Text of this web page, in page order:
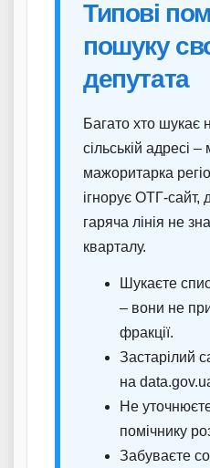
Типові
пошуку
депутата
Багато хто шукає
сільській адресі
мажоритарка
ігнорує ОТГ-сайт,
гаряча лінія не
кварталу.
Шукаєте
– вони не
фракції.
Застарілий
на
Не
помічнику
Забуваєте